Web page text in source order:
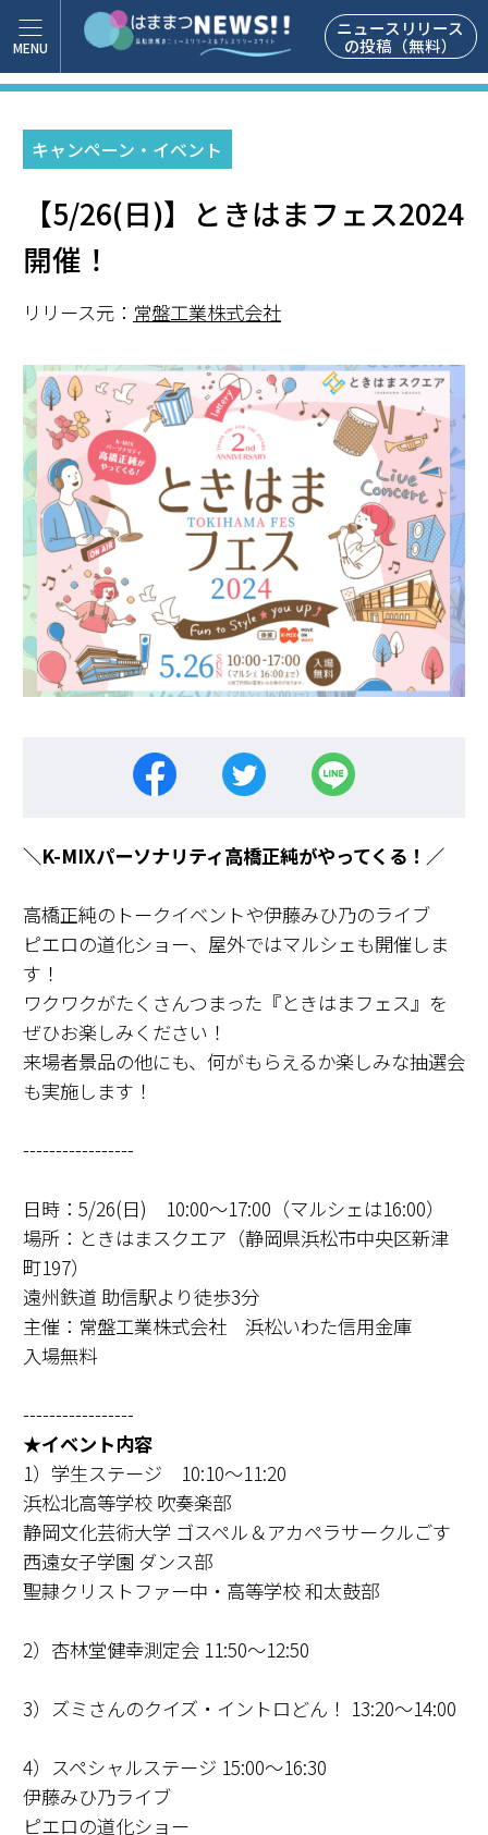
ニュースリリース
の投稿（無料）
キャンペーン・イベント
【5/26(日)】ときはまフェス2024
開催！
リリース元： 常盤工業株式会社
＼K-MIXパーソナリティ高橋正純がやってくる！／
高橋正純のトークイベントや伊藤みひ乃のライブ
ピエロの道化ショー、屋外ではマルシェも開催しま
す！
ワクワクがたくさんつまった『ときはまフェス』を
ぜひお楽しみください！
来場者景品の他にも、何がもらえるか楽しみな抽選会
も実施します！
-----------------
日時：5/26(日) 10:00～17:00（マルシェは16:00）
場所：ときはまスクエア（静岡県浜松市中央区新津
町197）
遠州鉄道 助信駅より徒歩3分
主催：常盤工業株式会社 浜松いわた信用金庫
入場無料
-----------------
★イベント内容
1）学生ステージ 10:10～11:20
浜松北高等学校 吹奏楽部
静岡文化芸術大学 ゴスペル＆アカペラサークルごす
西遠女子学園 ダンス部
聖隷クリストファー中・高等学校 和太鼓部
2）杏林堂健幸測定会 11:50～12:50
3）ズミさんのクイズ・イントロどん！ 13:20～14:00
4）スペシャルステージ 15:00～16:30
伊藤みひ乃ライブ
ピエロの道化ショー